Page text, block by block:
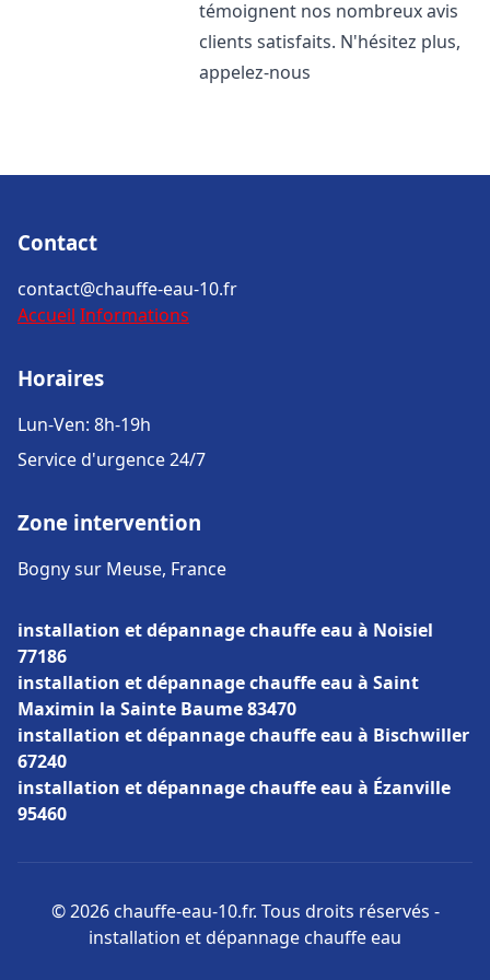
témoignent nos nombreux avis
clients satisfaits. N'hésitez plus,
appelez-nous
Contact
contact@chauffe-eau-10.fr
Accueil Informations
Horaires
Lun-Ven: 8h-19h
Service d'urgence 24/7
Zone intervention
Bogny sur Meuse, France
installation et dépannage chauffe eau à Noisiel
77186
installation et dépannage chauffe eau à Saint
Maximin la Sainte Baume 83470
installation et dépannage chauffe eau à Bischwiller
67240
installation et dépannage chauffe eau à Ézanville
95460
© 2026 chauffe-eau-10.fr. Tous droits réservés -
installation et dépannage chauffe eau